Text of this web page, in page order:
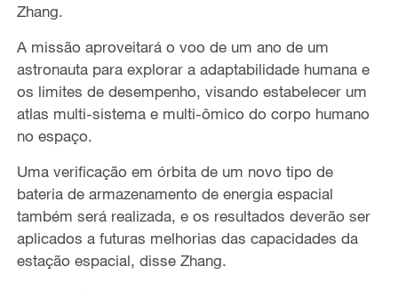
Zhang.
A missão aproveitará o voo de um ano de um
astronauta para explorar a adaptabilidade humana e
os limites de desempenho, visando estabelecer um
atlas multi-sistema e multi-ômico do corpo humano
no espaço.
Uma verificação em órbita de um novo tipo de
bateria de armazenamento de energia espacial
também será realizada, e os resultados deverão ser
aplicados a futuras melhorias das capacidades da
estação espacial, disse Zhang.